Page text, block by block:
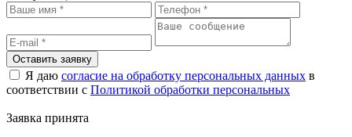
Оставить заявку
Я даю согласие на обработку персональных данных в
соответствии с Политикой обработки персональных
Заявка принята